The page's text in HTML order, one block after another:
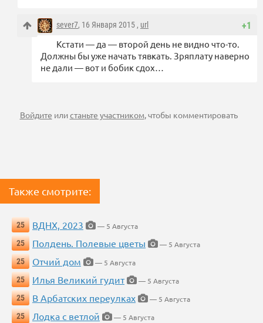
+1
sever7, 16 Января 2015 , url
Кстати — да — второй день не видно что-то.
Должны бы уже начать тявкать. Зряплату наверно
не дали — вот и бобик сдох…
Войдите илистаньте участником, чтобы комментировать
Также смотрите:
25 ВДНХ, 2023
— 5 Августа
25
Полдень. Полевые цветы
— 5 Августа
25
Отчий дом
— 5 Августа
25
Илья Великий гудит
— 5 Августа
25
В Арбатских переулках
— 5 Августа
25
Лодка с ветлой
— 5 Августа